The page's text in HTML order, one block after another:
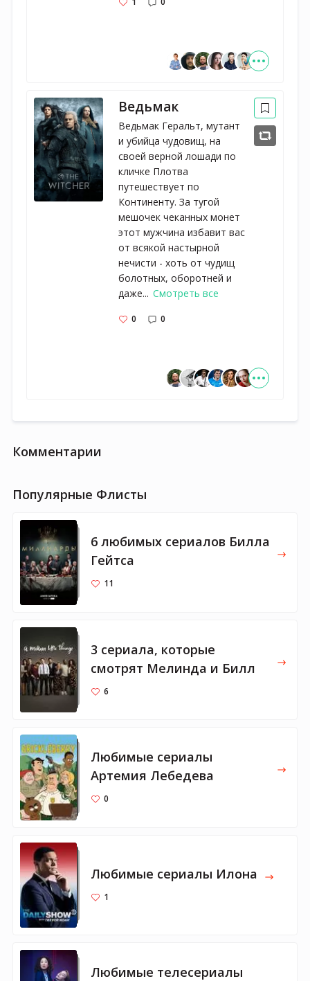
Ведьмак
Ведьмак Геральт, мутант
и убийца чудовищ, на
своей верной лошади по
кличке Плотва
путешествует по
Континенту. За тугой
мешочек чеканных монет
этот мужчина избавит вас
от всякой настырной
нечисти - хоть от чудищ
болотных, оборотней и
даже... Смотреть все
0 0
Комментарии
Популярные Флисты
6 любимых сериалов Билла
Гейтса
11
3 сериала, которые
смотрят Мелинда и Билл
6
Любимые сериалы
Артемия Лебедева
0
Любимые сериалы Илона
1
Любимые телесериалы